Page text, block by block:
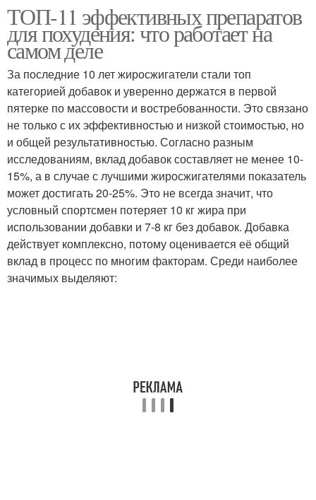
Препараты при
гипотиреозе
препараты
Препараты для лечения
Препараты для
профилактики
Препараты при
климаксе
Препараты от приливов
Немецкий препарат Препарат от климакса
ТОП-11 эффективных препаратов
для похудения: что работает на
самом деле
За последние 10 лет жиросжигатели стали топ
категорией добавок и уверенно держатся в первой
пятерке по массовости и востребованности. Это связано
не только с их эффективностью и низкой стоимостью, но
и общей результативностью. Согласно разным
исследованиям, вклад добавок составляет не менее 10-
15%, а в случае с лучшими жиросжигателями показатель
может достигать 20-25%. Это не всегда значит, что
условный спортсмен потеряет 10 кг жира при
использовании добавки и 7-8 кг без добавок. Добавка
действует комплексно, потому оценивается её общий
вклад в процесс по многим факторам. Среди наиболее
значимых выделяют: